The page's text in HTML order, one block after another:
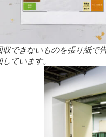
収できないものを張り紙で
ています。